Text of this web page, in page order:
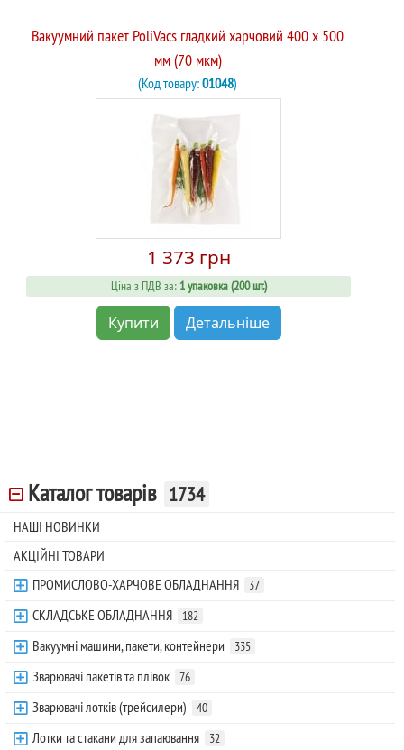
Вакуумний пакет PoliVacs гладкий харчовий 400 х 500
мм (70 мкм)
(Код товару:01048)
1 373 грн
Ціна з ПДВ за: 1 упаковка (200 шт.)
Купити Детальніше
Каталог товарів 1734
НАШІ НОВИНКИ
АКЦІЙНІ ТОВАРИ
ПРОМИСЛОВО-ХАРЧОВЕ ОБЛАДНАННЯ
37
СКЛАДСЬКЕ ОБЛАДНАННЯ 182
Вакуумні машини, пакети, контейнери 335
Зварювачі пакетів та плівок 76
Зварювачі лотків (трейсилери) 40
Лотки та стакани для запаювання 32